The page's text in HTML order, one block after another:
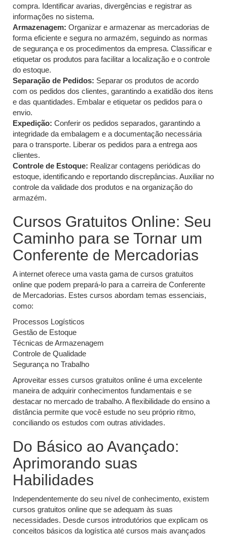
compra. Identificar avarias, divergências e registrar as
informações no sistema.
Armazenagem: Organizar e armazenar as mercadorias de
forma eficiente e segura no armazém, seguindo as normas
de segurança e os procedimentos da empresa. Classificar e
etiquetar os produtos para facilitar a localização e o controle
do estoque.
Separação de Pedidos: Separar os produtos de acordo
com os pedidos dos clientes, garantindo a exatidão dos itens
e das quantidades. Embalar e etiquetar os pedidos para o
envio.
Expedição: Conferir os pedidos separados, garantindo a
integridade da embalagem e a documentação necessária
para o transporte. Liberar os pedidos para a entrega aos
clientes.
Controle de Estoque: Realizar contagens periódicas do
estoque, identificando e reportando discrepâncias. Auxiliar no
controle da validade dos produtos e na organização do
armazém.
Cursos Gratuitos Online: Seu
Caminho para se Tornar um
Conferente de Mercadorias
A internet oferece uma vasta gama de cursos gratuitos
online que podem prepará-lo para a carreira de Conferente
de Mercadorias. Estes cursos abordam temas essenciais,
como:
Processos Logísticos
Gestão de Estoque
Técnicas de Armazenagem
Controle de Qualidade
Segurança no Trabalho
Aproveitar esses cursos gratuitos online é uma excelente
maneira de adquirir conhecimentos fundamentais e se
destacar no mercado de trabalho. A flexibilidade do ensino a
distância permite que você estude no seu próprio ritmo,
conciliando os estudos com outras atividades.
Do Básico ao Avançado:
Aprimorando suas
Habilidades
Independentemente do seu nível de conhecimento, existem
cursos gratuitos online que se adequam às suas
necessidades. Desde cursos introdutórios que explicam os
conceitos básicos da logística até cursos mais avançados